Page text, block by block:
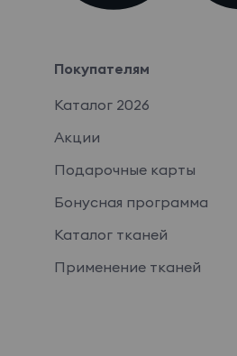
Покупателям
Каталог 2026
Акции
Подарочные карты
Бонусная программа
Каталог тканей
Применение тканей